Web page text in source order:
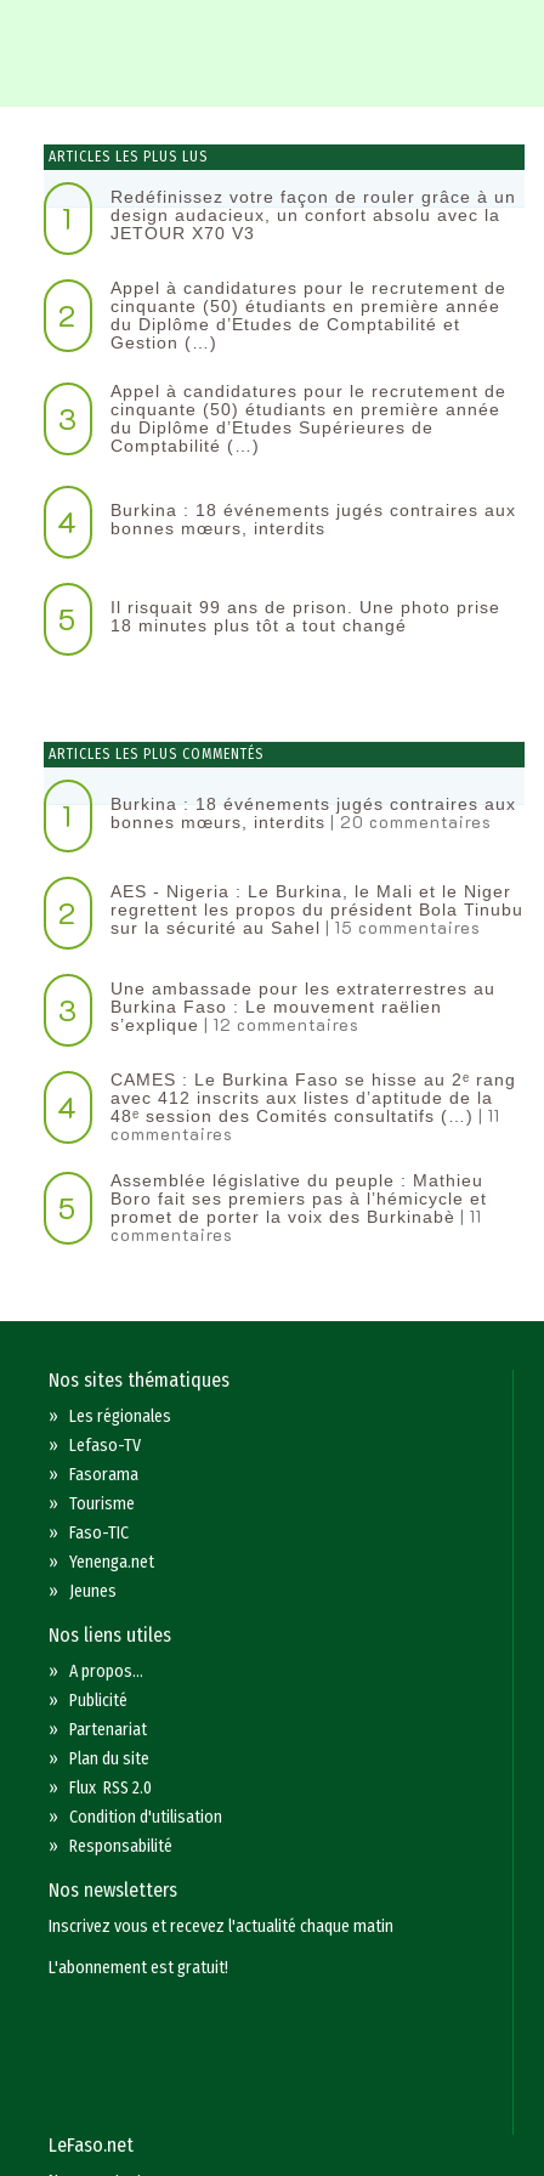
ARTICLES LES PLUS LUS
1
Redéfinissez votre façon de rouler grâce à un
design audacieux, un confort absolu avec la
JETOUR X70 V3
2
Appel à candidatures pour le recrutement de
cinquante (50) étudiants en première année
du Diplôme d’Etudes de Comptabilité et
Gestion (…)
3
Appel à candidatures pour le recrutement de
cinquante (50) étudiants en première année
du Diplôme d’Etudes Supérieures de
Comptabilité (…)
4
Burkina : 18 événements jugés contraires aux
bonnes mœurs, interdits
5
Il risquait 99 ans de prison. Une photo prise
18 minutes plus tôt a tout changé
ARTICLES LES PLUS COMMENTÉS
1
Burkina : 18 événements jugés contraires aux
bonnes mœurs, interdits | 20 commentaires
2
AES - Nigeria : Le Burkina, le Mali et le Niger
regrettent les propos du président Bola Tinubu
sur la sécurité au Sahel | 15 commentaires
3
Une ambassade pour les extraterrestres au
Burkina Faso : Le mouvement raëlien
s’explique | 12 commentaires
4
CAMES : Le Burkina Faso se hisse au 2ᵉ rang
avec 412 inscrits aux listes d’aptitude de la
48ᵉ session des Comités consultatifs (…) | 11
commentaires
5
Assemblée législative du peuple : Mathieu
Boro fait ses premiers pas à l’hémicycle et
promet de porter la voix des Burkinabè | 11
commentaires
Nos sites thématiques
»Les régionales
»Lefaso-TV
»Fasorama
»Tourisme
»Faso-TIC
»Yenenga.net
» Jeunes
Nos liens utiles
»A propos...
»Publicité
»Partenariat
»Plan du site
»Flux RSS 2.0
»Condition d'utilisation
»Responsabilité
Nos newsletters
Inscrivez vous et recevez l'actualité chaque matin
L'abonnement est gratuit!
LeFaso.net